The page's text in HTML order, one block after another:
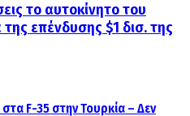
το αυτοκίνητο του
επένδυσης $1 δισ. της